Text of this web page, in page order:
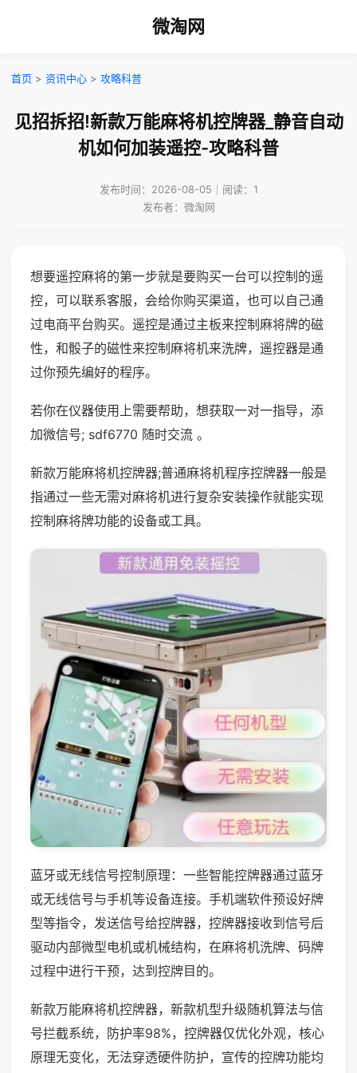
微淘网
首页 > 资讯中心 > 攻略科普
见招拆招!新款万能麻将机控牌器_静音自动
机如何加装遥控-攻略科普
发布时间：2026-08-05｜阅读：1
发布者：微淘网
想要遥控麻将的第一步就是要购买一台可以控制的遥
控，可以联系客服，会给你购买渠道，也可以自己通
过电商平台购买。遥控是通过主板来控制麻将牌的磁
性，和骰子的磁性来控制麻将机来洗牌，遥控器是通
过你预先编好的程序。
若你在仪器使用上需要帮助，想获取一对一指导，添
加微信号; sdf6770 随时交流 。
新款万能麻将机控牌器;普通麻将机程序控牌器一般是
指通过一些无需对麻将机进行复杂安装操作就能实现
控制麻将牌功能的设备或工具。
蓝牙或无线信号控制原理：一些智能控牌器通过蓝牙
或无线信号与手机等设备连接。手机端软件预设好牌
型等指令，发送信号给控牌器，控牌器接收到信号后
驱动内部微型电机或机械结构，在麻将机洗牌、码牌
过程中进行干预，达到控牌目的。
新款万能麻将机控牌器，新款机型升级随机算法与信
号拦截系统，防护率98%，控牌器仅优化外观，核心
原理无变化，无法穿透硬件防护，宣传的控牌功能均